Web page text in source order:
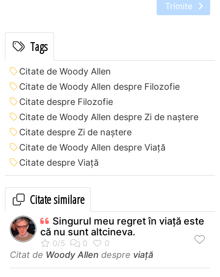
Trimite
Tags
Citate de Woody Allen
Citate de Woody Allen despre Filozofie
Citate despre Filozofie
Citate de Woody Allen despre Zi de naștere
Citate despre Zi de naștere
Citate de Woody Allen despre Viață
Citate despre Viață
Citate similare
Singurul meu regret în viaţă este
că nu sunt altcineva.
Citat de Woody Allen despre viață